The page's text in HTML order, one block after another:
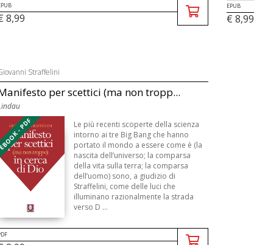
8,99
EPUB
€ 8,99
Straffelini
per scettici (ma non tropp...
- PDF
Le più recenti scoperte della scienza
intorno ai tre Big Bang che hanno
portato il mondo a essere come è (la
nascita dell’universo; la comparsa
della vita sulla terra; la comparsa
dell’uomo) sono, a giudizio di
Straffelini, come delle luci che
illuminano razionalmente la strada
verso D ...